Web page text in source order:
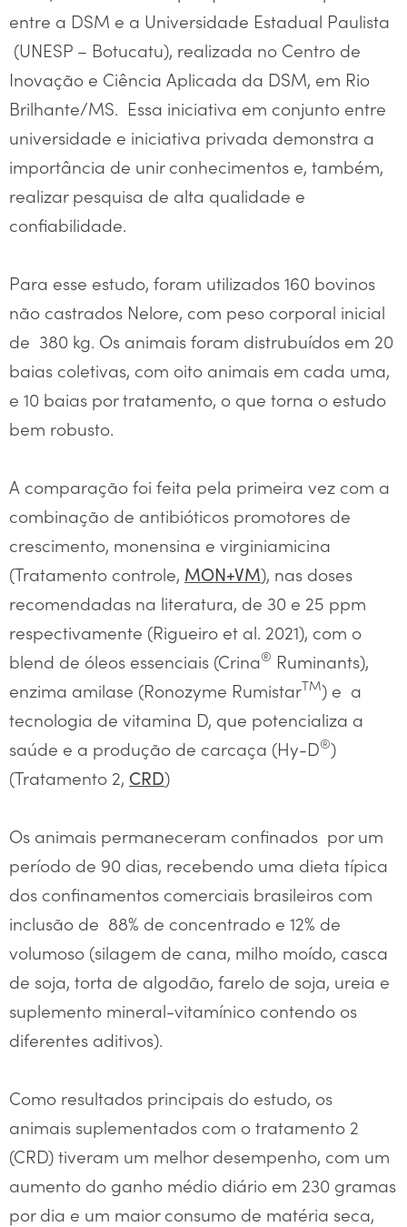
entre a DSM e a Universidade Estadual Paulista
(UNESP – Botucatu), realizada no Centro de
Inovação e Ciência Aplicada da DSM, em Rio
Brilhante/MS. Essa iniciativa em conjunto entre
universidade e iniciativa privada demonstra a
importância de unir conhecimentos e, também,
realizar pesquisa de alta qualidade e
confiabilidade.
Para esse estudo, foram utilizados 160 bovinos
não castrados Nelore, com peso corporal inicial
de 380 kg. Os animais foram distrubuídos em 20
baias coletivas, com oito animais em cada uma,
e 10 baias por tratamento, o que torna o estudo
bem robusto.
A comparação foi feita pela primeira vez com a
combinação de antibióticos promotores de
crescimento, monensina e virginiamicina
(Tratamento controle, MON+VM), nas doses
recomendadas na literatura, de 30 e 25 ppm
respectivamente (Rigueiro et al. 2021), com o
blend de óleos essenciais (Crina® Ruminants),
enzima amilase (Ronozyme RumistarTM) e a
tecnologia de vitamina D, que potencializa a
saúde e a produção de carcaça (Hy-D®)
(Tratamento 2, CRD)
Os animais permaneceram confinados por um
período de 90 dias, recebendo uma dieta típica
dos confinamentos comerciais brasileiros com
inclusão de 88% de concentrado e 12% de
volumoso (silagem de cana, milho moído, casca
de soja, torta de algodão, farelo de soja, ureia e
suplemento mineral-vitamínico contendo os
diferentes aditivos).
Como resultados principais do estudo, os
animais suplementados com o tratamento 2
(CRD) tiveram um melhor desempenho, com um
aumento do ganho médio diário em 230 gramas
por dia e um maior consumo de matéria seca,